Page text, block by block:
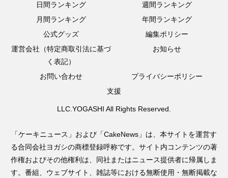
日間ランキング
週間ランキング
月間ランキング
年間ランキング
公式グッズ
編集ポリシー
運営会社（特定商取引法に基づ
く表記）
お知らせ
お問い合わせ
プライバシーポリシー
支援
LLC.YOGASHI All Rights Reserved.
「ケーキニュース」および「CakeNews」は、本サイトを運営す
る合同会社ヨガシの商標登録呼称です。サイト内コンテンツの著
作権およびその他権利は、同社またはニュース提供者に帰属しま
す。番組、ウェブサイト、雑誌等における無断使用・無断掲載な